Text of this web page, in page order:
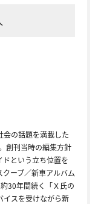
会の話題を満載した
創刊当時の編集方針
という立ち位置を
ープ／新車アルバム
30年間続く「Ｘ氏の
イスを受けながら新